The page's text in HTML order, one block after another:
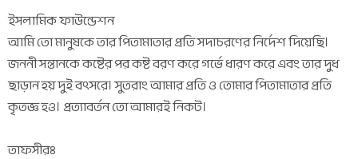
ইসলামিক ফাউন্ডেশন
আমি তো মানুষকে তার পিতামাতার প্রতি সদাচরণের নির্দেশ দিয়েছি।
জননী সন্তানকে কষ্টের পর কষ্ট বরণ করে গর্ভে ধারণ করে এবং তার দুধ
ছাড়ান হয় দুই বৎসরে। সুতরাং আমার প্রতি ও তোমার পিতামাতার প্রতি
কৃতজ্ঞ হও। প্রত্যাবর্তন তো আমারই নিকট।
তাফসীরঃ